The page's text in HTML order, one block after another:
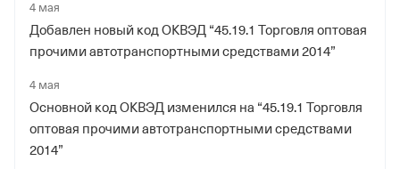
4 мая
Добавлен новый код ОКВЭД “45.19.1 Торговля оптовая
прочими автотранспортными средствами 2014”
4 мая
Основной код ОКВЭД изменился на “45.19.1 Торговля
оптовая прочими автотранспортными средствами
2014”